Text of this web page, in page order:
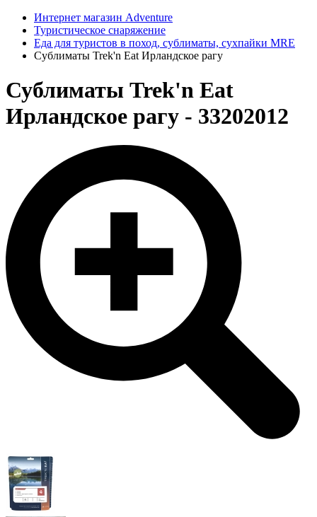
Интернет магазин Adventure
Туристическое снаряжение
Еда для туристов в поход, сублиматы, сухпайки MRE
Сублиматы Trek'n Eat Ирландское рагу
Сублиматы Trek'n Eat
Ирландское рагу - 33202012